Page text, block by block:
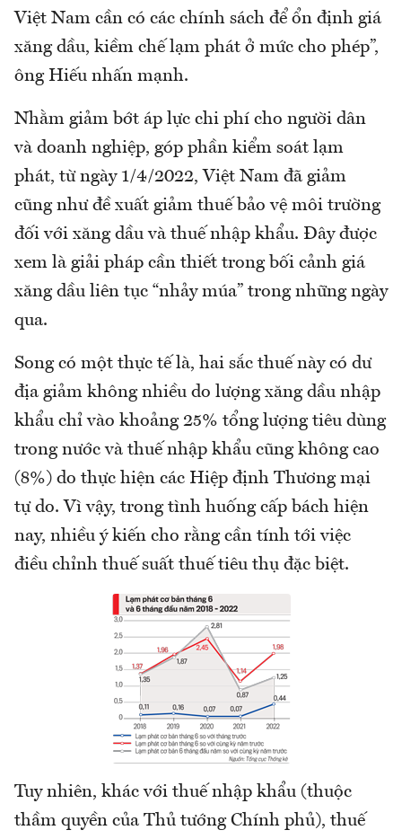
Việt Nam cần có các chính sách để ổn định giá
xăng dầu, kiềm chế lạm phát ở mức cho phép”,
ông Hiếu nhấn mạnh.
Nhằm giảm bớt áp lực chi phí cho người dân
và doanh nghiệp, góp phần kiểm soát lạm
phát, từ ngày 1/4/2022, Việt Nam đã giảm
cũng như đề xuất giảm thuế bảo vệ môi trường
đối với xăng dầu và thuế nhập khẩu. Đây được
xem là giải pháp cần thiết trong bối cảnh giá
xăng dầu liên tục “nhảy múa” trong những ngày
qua.
Song có một thực tế là, hai sắc thuế này có dư
địa giảm không nhiều do lượng xăng dầu nhập
khẩu chỉ vào khoảng 25% tổng lượng tiêu dùng
trong nước và thuế nhập khẩu cũng không cao
(8%) do thực hiện các Hiệp định Thương mại
tự do. Vì vậy, trong tình huống cấp bách hiện
nay, nhiều ý kiến cho rằng cần tính tới việc
điều chỉnh thuế suất thuế tiêu thụ đặc biệt.
Tuy nhiên, khác với thuế nhập khẩu (thuộc
thầm quyền của Thủ tướng Chính phủ), thuế